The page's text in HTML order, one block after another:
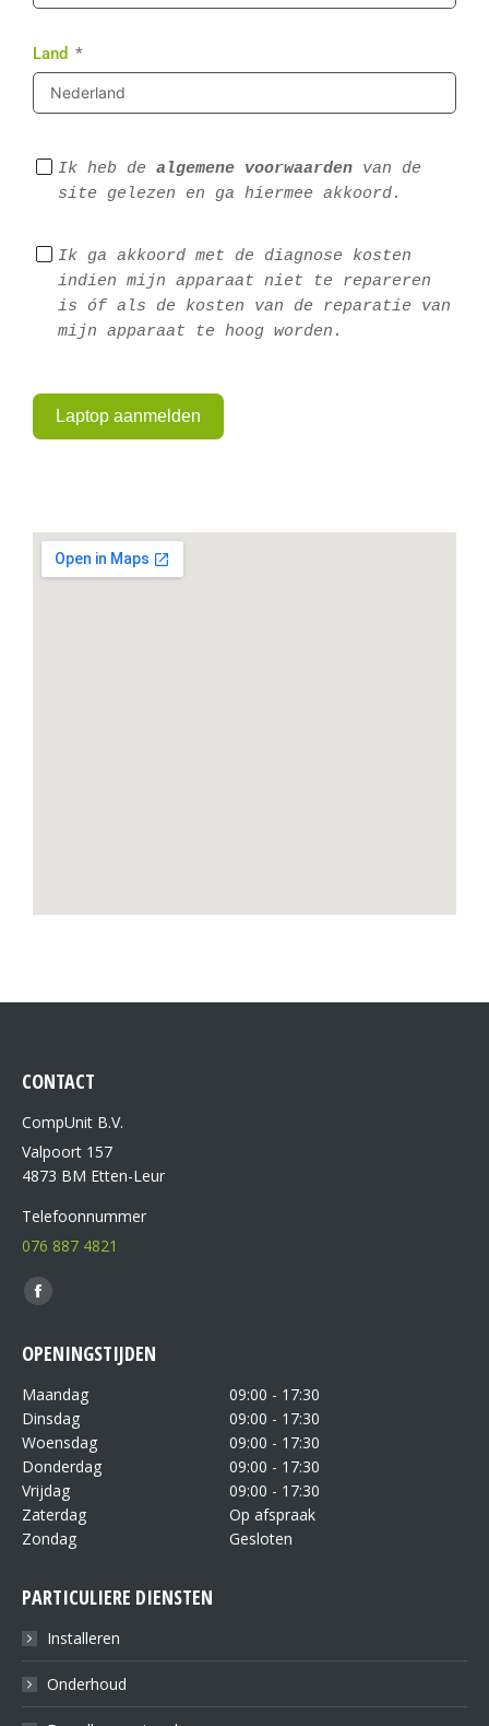
Land
Ik heb de algemene voorwaarden van de
site gelezen en ga hiermee akkoord.
Ik ga akkoord met de diagnose kosten
indien mijn apparaat niet te repareren
is óf als de kosten van de reparatie van
mijn apparaat te hoog worden.
Laptop aanmelden
CONTACT
CompUnit B.V.
Valpoort 157
4873 BM Etten-Leur
Telefoonnummer
076 887 4821
Vind ons op:
OPENINGSTIJDEN
Maandag
09:00 - 17:30
Dinsdag
09:00 - 17:30
Woensdag
09:00 - 17:30
Donderdag
09:00 - 17:30
Vrijdag
09:00 - 17:30
Zaterdag
Op afspraak
Zondag
Gesloten
PARTICULIERE DIENSTEN
Installeren
Onderhoud